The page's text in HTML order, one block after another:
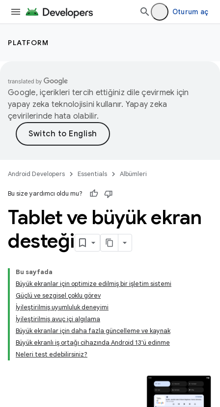
Oturum aç
PLATFORM
Google, içerikleri tercih ettiğiniz dile çevirmek için
yapay zeka teknolojisini kullanır. Yapay zeka
çevirilerinde hata olabilir.
Android Developers Essentials Albümleri
Bu size yardımcı oldu mu?
Tablet ve büyük ekran
desteği
Bu sayfada
Büyük ekranlar için optimize edilmiş bir işletim sistemi
Güçlü ve sezgisel çoklu görev
İyileştirilmiş uyumluluk deneyimi
İyileştirilmiş avuç içi algılama
Büyük ekranlar için daha fazla güncelleme ve kaynak
Büyük ekranlı iş ortağı cihazında Android 13'ü edinme
Neleri test edebilirsiniz?